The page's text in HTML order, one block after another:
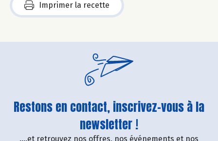
Imprimer la recette
Restons en contact, inscrivez-vous à la
newsletter !
....et retrouvez nos offres, nos événements et nos